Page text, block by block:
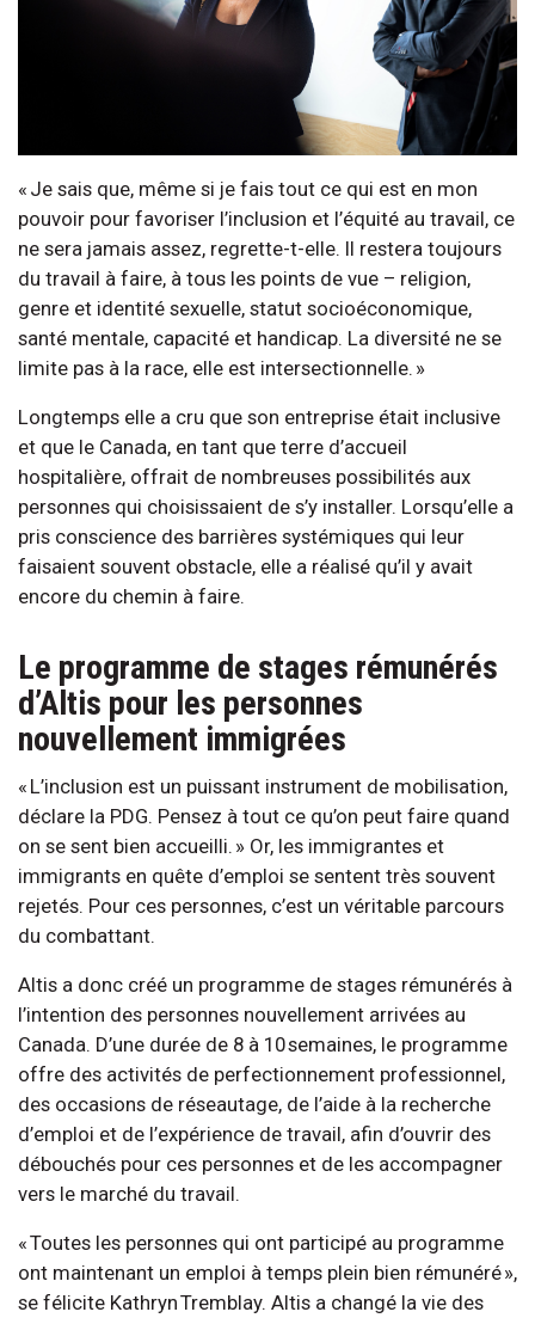
« Je sais que, même si je fais tout ce qui est en mon
pouvoir pour favoriser l’inclusion et l’équité au travail, ce
ne sera jamais assez, regrette-t-elle. Il restera toujours
du travail à faire, à tous les points de vue – religion,
genre et identité sexuelle, statut socioéconomique,
santé mentale, capacité et handicap. La diversité ne se
limite pas à la race, elle est intersectionnelle. »
Longtemps elle a cru que son entreprise était inclusive
et que le Canada, en tant que terre d’accueil
hospitalière, offrait de nombreuses possibilités aux
personnes qui choisissaient de s’y installer. Lorsqu’elle a
pris conscience des barrières systémiques qui leur
faisaient souvent obstacle, elle a réalisé qu’il y avait
encore du chemin à faire.
Le programme de stages rémunérés
d’Altis pour les personnes
nouvellement immigrées
« L’inclusion est un puissant instrument de mobilisation,
déclare la PDG. Pensez à tout ce qu’on peut faire quand
on se sent bien accueilli. » Or, les immigrantes et
immigrants en quête d’emploi se sentent très souvent
rejetés. Pour ces personnes, c’est un véritable parcours
du combattant.
Altis a donc créé un programme de stages rémunérés à
l’intention des personnes nouvellement arrivées au
Canada. D’une durée de 8 à 10 semaines, le programme
offre des activités de perfectionnement professionnel,
des occasions de réseautage, de l’aide à la recherche
d’emploi et de l’expérience de travail, afin d’ouvrir des
débouchés pour ces personnes et de les accompagner
vers le marché du travail.
« Toutes les personnes qui ont participé au programme
ont maintenant un emploi à temps plein bien rémunéré »,
se félicite Kathryn Tremblay. Altis a changé la vie des